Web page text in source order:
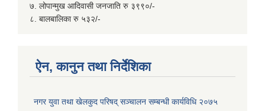
७. लोपान्मुख आदिवासी जनजाति रु ३९९०/-
८. बालबालिका रु ५३२/-
ऐन, कानुन तथा निर्देशिका
नगर युवा तथा खेलकुद परिषद् सञ्चालन सम्बन्धी कार्यविधि २०७५